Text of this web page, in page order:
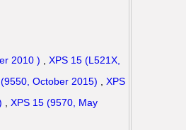
2010 )
XPS 15 (L521X,
October 2015)
XPS
XPS 15 (9570, May